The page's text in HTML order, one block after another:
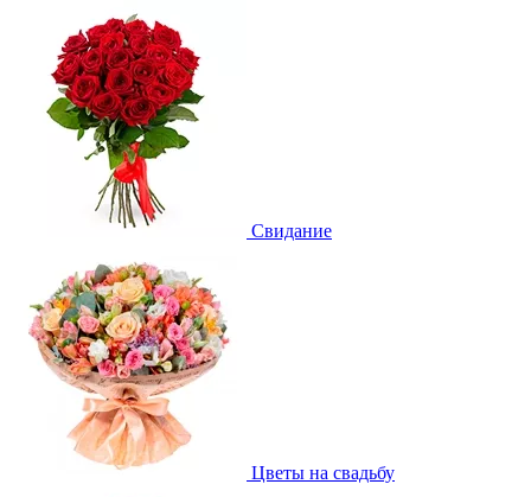
Свидание
Цветы на свадьбу